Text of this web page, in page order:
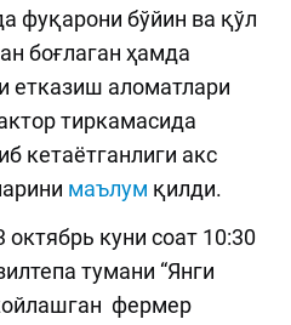
фуқарони бўйин ва қўл
боғлаган ҳамда
етказиш аломатлари
тиркамасида
кетаётганлиги акс
маълум қилди.
куни соат 10:30
тумани “Янги
фермер